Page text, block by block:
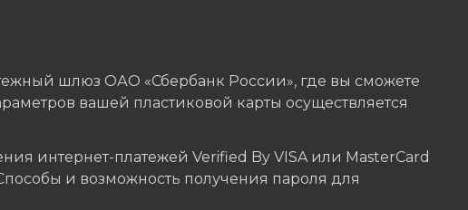
шлюз ОАО «Сбербанк России», где вы сможете
вашей пластиковой карты осуществляется
интернет-платежей Verified By VISA или MasterCard
и возможность получения пароля для